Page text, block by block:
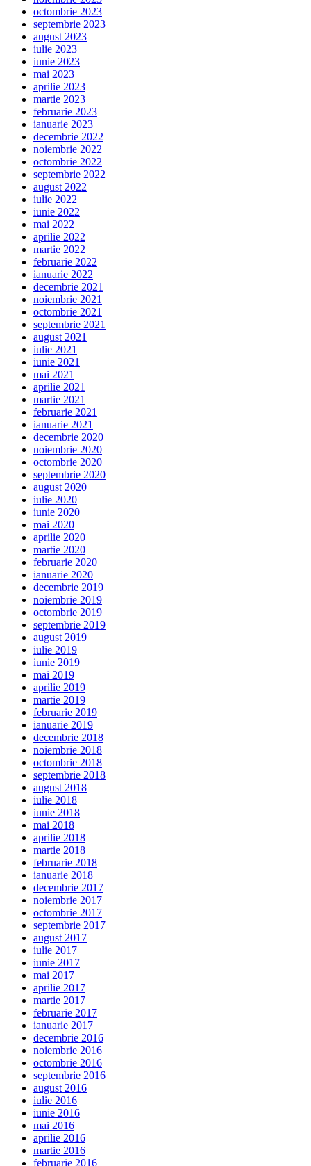
octombrie 2023
septembrie 2023
august 2023
iulie 2023
iunie 2023
mai 2023
aprilie 2023
martie 2023
februarie 2023
ianuarie 2023
decembrie 2022
noiembrie 2022
octombrie 2022
septembrie 2022
august 2022
iulie 2022
iunie 2022
mai 2022
aprilie 2022
martie 2022
februarie 2022
ianuarie 2022
decembrie 2021
noiembrie 2021
octombrie 2021
septembrie 2021
august 2021
iulie 2021
iunie 2021
mai 2021
aprilie 2021
martie 2021
februarie 2021
ianuarie 2021
decembrie 2020
noiembrie 2020
octombrie 2020
septembrie 2020
august 2020
iulie 2020
iunie 2020
mai 2020
aprilie 2020
martie 2020
februarie 2020
ianuarie 2020
decembrie 2019
noiembrie 2019
octombrie 2019
septembrie 2019
august 2019
iulie 2019
iunie 2019
mai 2019
aprilie 2019
martie 2019
februarie 2019
ianuarie 2019
decembrie 2018
noiembrie 2018
octombrie 2018
septembrie 2018
august 2018
iulie 2018
iunie 2018
mai 2018
aprilie 2018
martie 2018
februarie 2018
ianuarie 2018
decembrie 2017
noiembrie 2017
octombrie 2017
septembrie 2017
august 2017
iulie 2017
iunie 2017
mai 2017
aprilie 2017
martie 2017
februarie 2017
ianuarie 2017
decembrie 2016
noiembrie 2016
octombrie 2016
septembrie 2016
august 2016
iulie 2016
iunie 2016
mai 2016
aprilie 2016
martie 2016
februarie 2016